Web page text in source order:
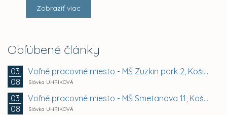
Zobraziť viac
Obľúbené články
03
08
Voľné pracovné miesto - MŠ Zuzkin park 2, Košice -...
Slávka UHRÍKOVÁ
03
08
Voľné pracovné miesto - MŠ Smetanova 11, Košice -...
Slávka UHRÍKOVÁ